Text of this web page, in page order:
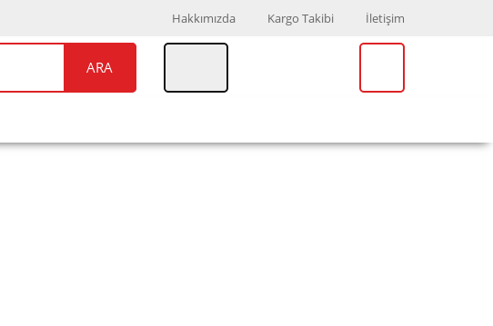
Hakkımızda Kargo Takibi İletişim
ARA